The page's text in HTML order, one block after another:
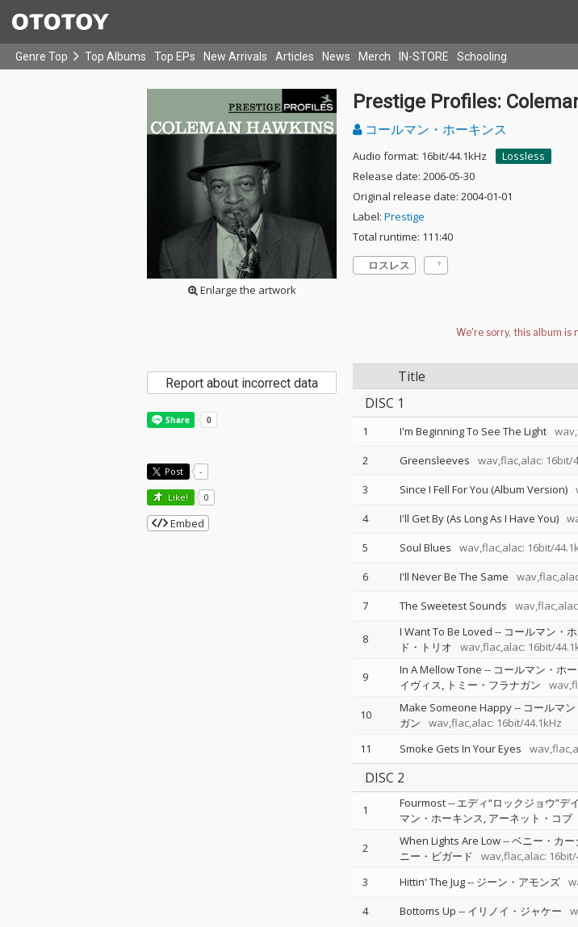
Genre Top Top Albums Top EPs New Arrivals Articles News Merch IN-STORE Schooling
Enlarge the artwork
Prestige Profiles:
コールマン・ホーキンス
Audio format: 16bit/44.1kHz
Lossless
Release date: 2006-05-30
Original release date: 2004-01-01
Label: Prestige
Total runtime: 111:40
ロスレス
Title
DISC 1
1 I'm Beginning To See The Light
2
Greensleeves wav,flac,alac: 16bit/
3
Since I Fell For You (Album Version)
4
I'll Get By (As Long As I Have You)
5
Soul Blues wav,flac,alac: 16bit/
6
I'll Never Be The Same
7
The Sweetest Sounds
8 I Want To Be Loved -- コールマン・
ド・トリオ
wav,flac,alac: 16bit/
9 In A Mellow Tone -- コールマン・ホ
イヴィス
トミー・フラナガン
10 Make Someone Happy-- コールマ
ガン
wav,flac,alac: 16bit/44.1kHz
11 Smoke Gets In Your Eyes
DISC 2
1 Fourmost-- エディ“ロックジョウ”デ
マン・ホーキンス アーネット・コブ
2 When Lights Are Low--ベニー・カー
ニー・ビガード
wav,flac,alac: 16bit/
3 Hittin' The Jug-- ジーン・アモンズ
4
Bottoms Up -- イリノイ・ジャケー
Report about incorrect data
Post -
Like! 0
Embed